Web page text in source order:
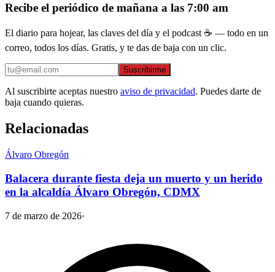
Recibe el periódico de mañana a las 7:00 am
El diario para hojear, las claves del día y el podcast ☕ — todo en un
correo, todos los días. Gratis, y te das de baja con un clic.
Suscribirme
Al suscribirte aceptas nuestro aviso de privacidad. Puedes darte de
baja cuando quieras.
Relacionadas
Álvaro Obregón
Balacera durante fiesta deja un muerto y un herido
en la alcaldía Álvaro Obregón, CDMX
7 de marzo de 2026·